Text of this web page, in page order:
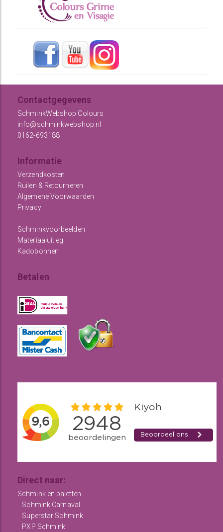
Contactgegevens
SchminkWebshop Colours
info@schminkwebshop.nl
0162-693188
Informatie
Verzendkosten
Ruilen & Retourneren
Algemene Voorwaarden
Privacy
Schminkvoorbeelden
Materiaaluitleg
Kadobonnen
Betalen
Direct naar:
Schmink en paletten
Schmink Carnaval
Superstar Schmink
PXP Schmink